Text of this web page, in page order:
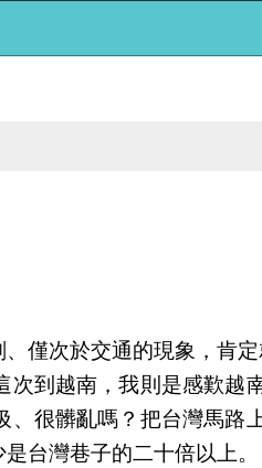
、 僅次於交通的現象 ， 肯
次到越南，我則是感歎
很髒亂嗎？把台灣馬
台灣巷子的二十倍以上。